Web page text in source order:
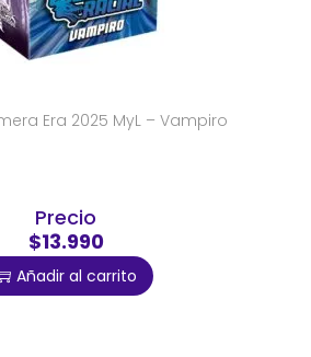
Era 2025 MyL – Vampiro
Precio
$13.990
Añadir al carrito